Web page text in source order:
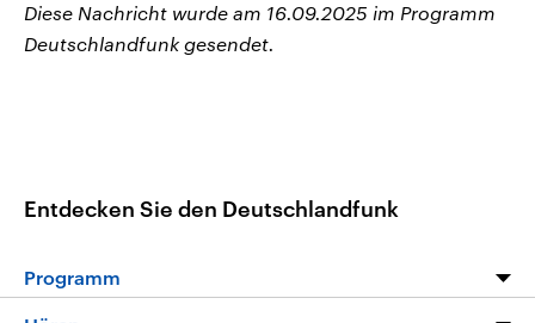
Diese Nachricht wurde am 16.09.2025 im Programm
Deutschlandfunk gesendet.
Entdecken Sie den Deutschlandfunk
Programm
Programm